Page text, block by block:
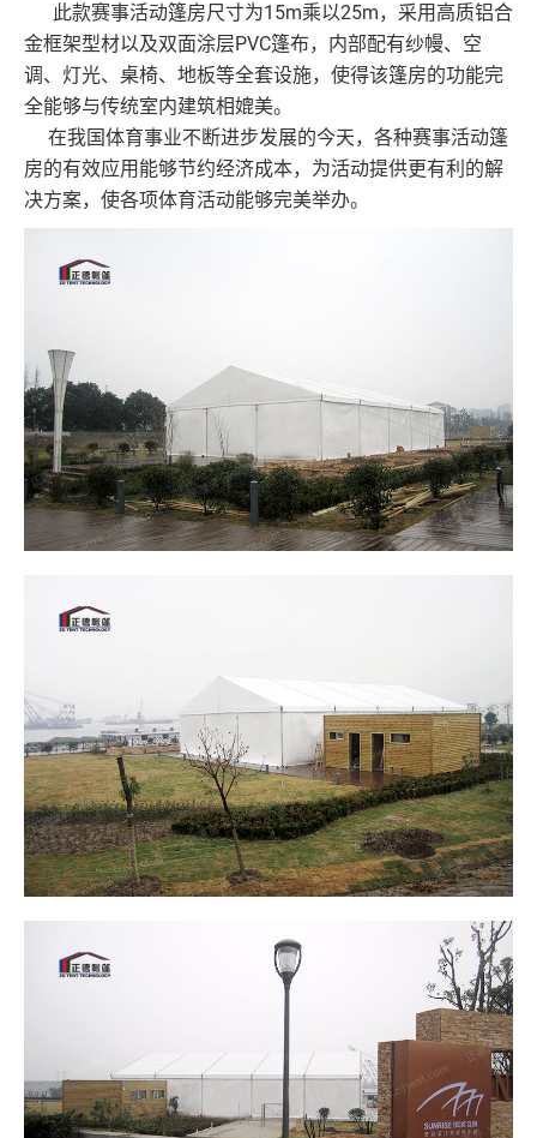
此款赛事活动篷房尺寸为15m乘以25m，采用高质铝合
金框架型材以及双面涂层PVC篷布，内部配有纱幔、空
调、灯光、桌椅、地板等全套设施，使得该篷房的功能完
全能够与传统室内建筑相媲美。
在我国体育事业不断进步发展的今天，各种赛事活动篷
房的有效应用能够节约经济成本，为活动提供更有利的解
决方案，使各项体育活动能够完美举办。